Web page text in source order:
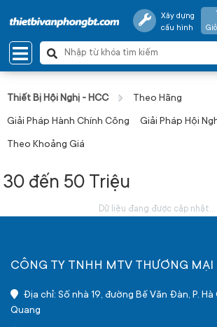
Xây dựng
cấu hình
Thiết Bị Hội Nghị - HCC Theo Hãng
Giải Pháp Hành Chính Công Giải Pháp Hội
Theo Khoảng Giá
30 đến 50 Triệu
Dữ liệu đang được cập nhật...
CÔNG TY TNHH MTV THƯƠNG MẠI
Địa chỉ: Số nhà 19, đường Bế Văn Đàn, P.
Quang